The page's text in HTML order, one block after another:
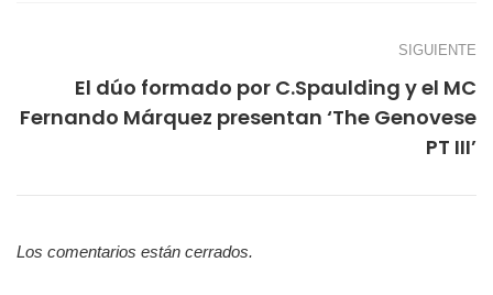
SIGUIENTE
El dúo formado por C.Spaulding y el MC
Fernando Márquez presentan ‘The Genovese
PT III’
Los comentarios están cerrados.